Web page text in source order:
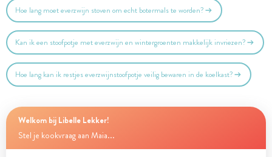
Hoe lang moet everzwijn stoven om echt botermals te worden?
Kan ik een stoofpotje met everzwijn en wintergroenten makkelijk invriezen?
Hoe lang kan ik restjes everzwijnstoofpotje veilig bewaren in de koelkast?
Welkom bij Libelle Lekker!
Stel je kookvraag aan Maia...